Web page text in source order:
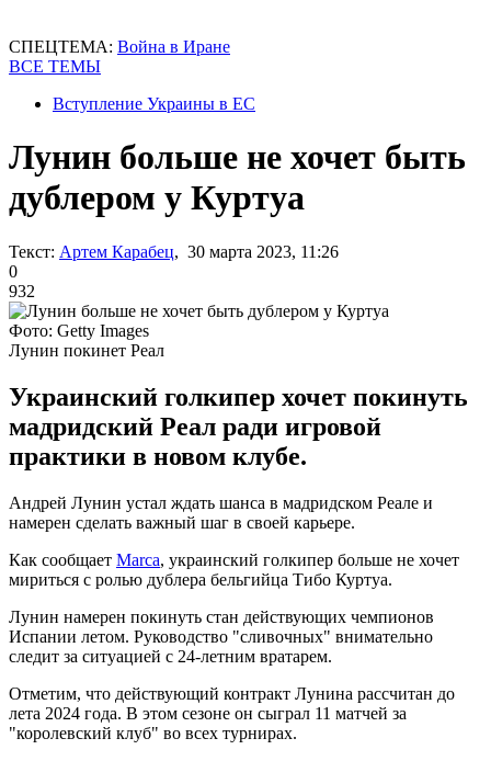
СПЕЦТЕМА: Война в Иране
ВСЕ ТЕМЫ
Вступление Украины в ЕС
Лунин больше не хочет быть
дублером у Куртуа
Текст: Артем Карабец, 30 марта 2023, 11:26
0
932
Фото: Getty Images
Лунин покинет Реал
Украинский голкипер хочет покинуть
мадридский Реал ради игровой
практики в новом клубе.
Андрей Лунин устал ждать шанса в мадридском Реале и
намерен сделать важный шаг в своей карьере.
Как сообщает Marca, украинский голкипер больше не хочет
мириться с ролью дублера бельгийца Тибо Куртуа.
Лунин намерен покинуть стан действующих чемпионов
Испании летом. Руководство "сливочных" внимательно
следит за ситуацией с 24-летним вратарем.
Отметим, что действующий контракт Лунина рассчитан до
лета 2024 года. В этом сезоне он сыграл 11 матчей за
"королевский клуб" во всех турнирах.